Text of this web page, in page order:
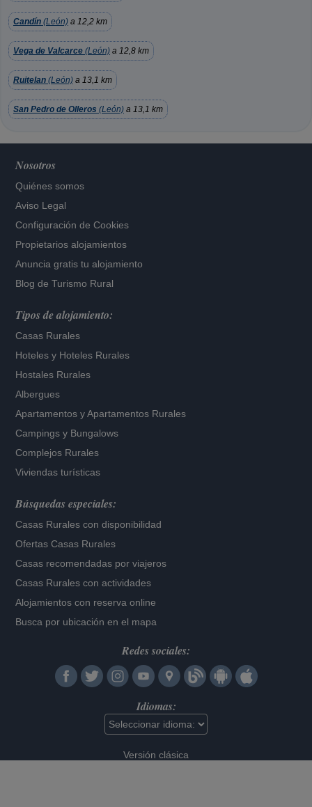
Candín (León) a 12,2 km
Vega de Valcarce (León) a 12,8 km
Ruitelan (León) a 13,1 km
San Pedro de Olleros (León) a 13,1 km
Nosotros
Quiénes somos
Aviso Legal
Configuración de Cookies
Propietarios alojamientos
Anuncia gratis tu alojamiento
Blog de Turismo Rural
Tipos de alojamiento:
Casas Rurales
Hoteles y Hoteles Rurales
Hostales Rurales
Albergues
Apartamentos yApartamentos Rurales
Campings y Bungalows
Complejos Rurales
Viviendas turísticas
Búsquedas especiales:
Casas Rurales con disponibilidad
Ofertas Casas Rurales
Casas recomendadas por viajeros
Casas Rurales con actividades
Alojamientos con reserva online
Busca por ubicación en el mapa
Redes sociales:
Idiomas:
Versión clásica